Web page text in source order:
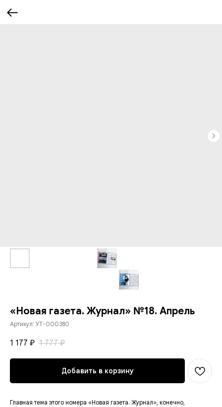
«Новая газета. Журнал» №18. Апрель
Артикул: УТ-000380
1 177 ₽ 1 777 ₽
Добавить в корзину
Главная тема этого номера «Новая газета. Журнал», конечно,